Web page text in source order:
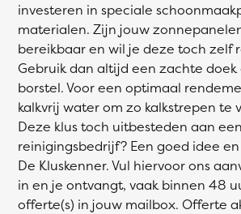
investeren in speciale
materialen. Zijn jouw
bereikbaar en wil je deze toch zelf
Gebruik dan altijd een zachte
borstel. Voor een optimaal
kalkvrij water om zo kalkstrepen te
Deze klus toch uitbesteden aan
reinigingsbedrijf? Een goed idee
De Kluskenner. Vul hiervoor ons
in en je ontvangt, vaak binnen 48
offerte(s) in jouw mailbox. Offerte